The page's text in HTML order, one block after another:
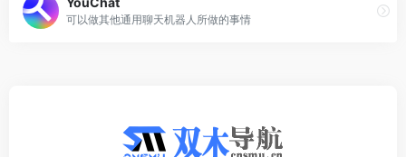
可以做其他通用聊天机器人所做的事情